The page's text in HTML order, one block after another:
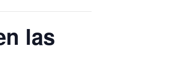
las